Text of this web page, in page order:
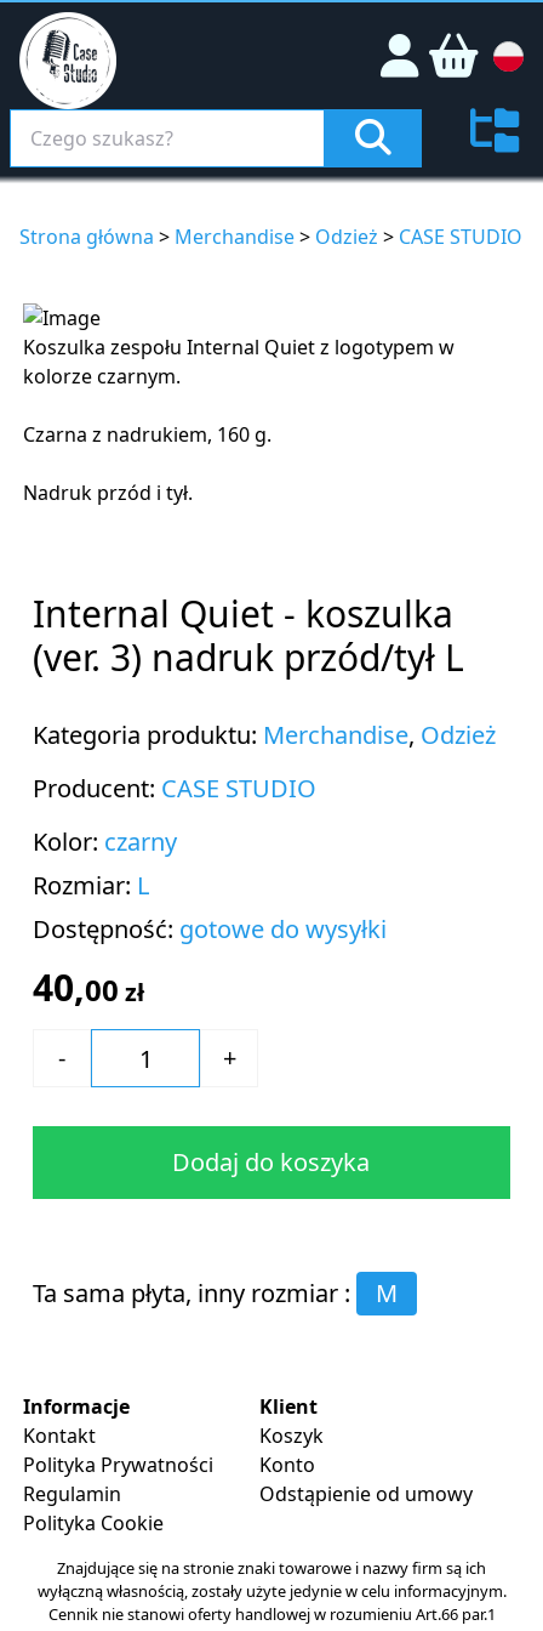
Strona główna > Merchandise> Odzież > CASE STUDIO
Koszulka zespołu Internal Quiet z logotypem w
kolorze czarnym.
Czarna z nadrukiem, 160 g.
Nadruk przód i tył.
Internal Quiet - koszulka
(ver. 3) nadruk przód/tył L
Kategoria produktu: Merchandise, Odzież
Producent: CASE STUDIO
Kolor: czarny
Rozmiar: L
Dostępność: gotowe do wysyłki
40,00 zł
Dodaj do koszyka
Ta sama płyta, inny rozmiar : M
Informacje
Kontakt
Polityka Prywatności
Regulamin
Polityka Cookie
Klient
Koszyk
Konto
Odstąpienie od umowy
Znajdujące się na stronie znaki towarowe i nazwy firm są ich
wyłączną własnością, zostały użyte jedynie w celu informacyjnym.
Cennik nie stanowi oferty handlowej w rozumieniu Art.66 par.1